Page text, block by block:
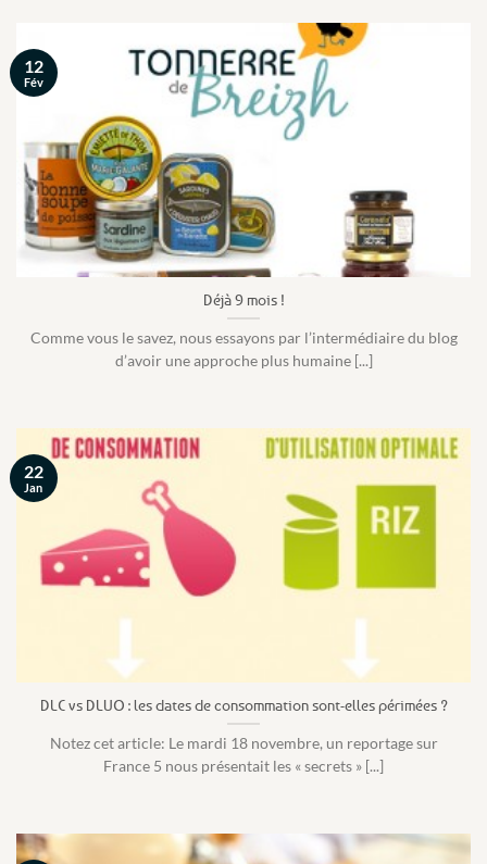
Déjà 9 mois !
Comme vous le savez, nous essayons par l’intermédiaire du blog
d’avoir une approche plus humaine [...]
12
Fév
DLC vs DLUO : les dates de consommation sont-elles périmées ?
Notez cet article: Le mardi 18 novembre, un reportage sur
France 5 nous présentait les « secrets » [...]
22
Jan